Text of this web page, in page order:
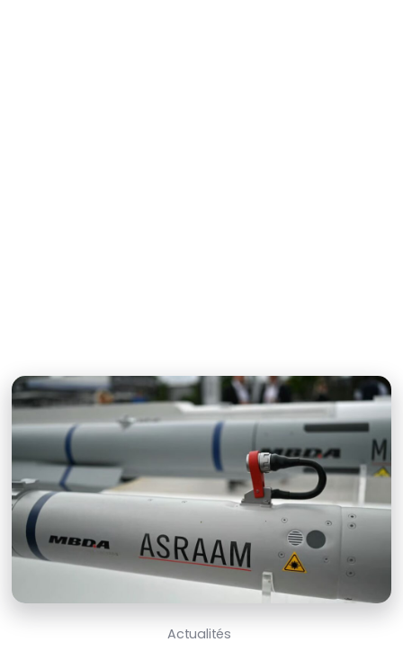
Actualités